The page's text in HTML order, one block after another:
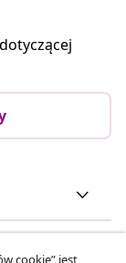
cookie” jest